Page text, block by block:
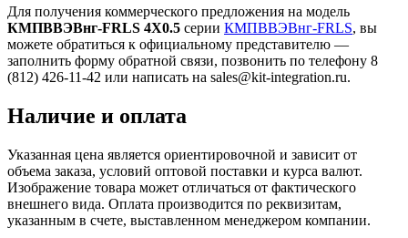
Для получения коммерческого предложения на модель
КМПВВЭВнг-FRLS 4Х0.5 серии КМПВВЭВнг-FRLS, вы
можете обратиться к официальному представителю —
заполнить форму обратной связи, позвонить по телефону 8
(812) 426-11-42 или написать на sales@kit-integration.ru.
Наличие и оплата
Указанная цена является ориентировочной и зависит от
объема заказа, условий оптовой поставки и курса валют.
Изображение товара может отличаться от фактического
внешнего вида. Оплата производится по реквизитам,
указанным в счете, выставленном менеджером компании.